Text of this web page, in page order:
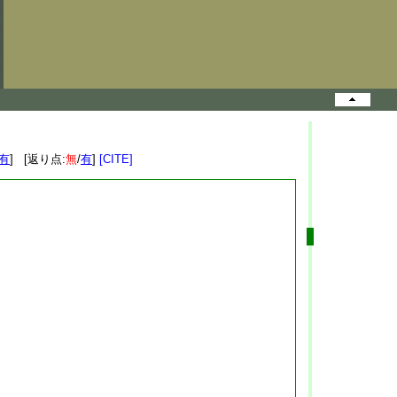
] [返り点:無/有] [CITE]